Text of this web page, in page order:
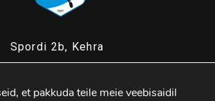
Spordi 2b, Kehra
Kehra Käsipall
et pakkuda teile meie veebisaidil